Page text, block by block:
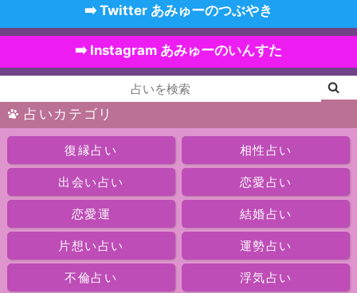
➡️ Twitter あみゅーのつぶやき
➡️ Instagram あみゅーのいんすた
占いカテゴリ
復縁占い 相性占い
出会い占い 恋愛占い
恋愛運 結婚占い
片想い占い 運勢占い
不倫占い 浮気占い